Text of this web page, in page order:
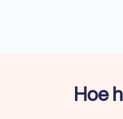
Soorten
Hoe